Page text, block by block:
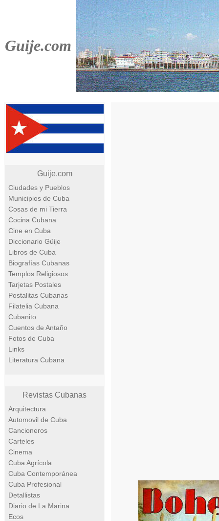
Guije.com
Guije.com
Ciudades y Pueblos
Municipios de Cuba
Cosas de mi Tierra
Cocina Cubana
Cine en Cuba
Diccionario Güije
Libros de Cuba
Biografías Cubanas
Templos Religiosos
Tarjetas Postales
Postalitas Cubanas
Filatelia Cubana
Cubanito
Cuentos de Antaño
Fotos de Cuba
Links
Literatura Cubana
Revistas Cubanas
Arquitectura
Automovil de Cuba
Cancioneros
Carteles
Cinema
Cuba Agrícola
Cuba Contemporánea
Cuba Profesional
Detallistas
Diario de La Marina
Ecos